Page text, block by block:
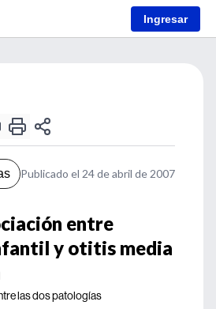
Ingresar
Publicado el 24 de abril de 2007
entre
y otitis media
las dos patologías